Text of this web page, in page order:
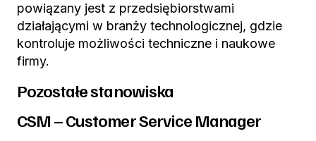
powiązany jest z przedsiębiorstwami
działającymi w branży technologicznej, gdzie
kontroluje możliwości techniczne i naukowe
firmy.
Pozostałe stanowiska
CSM – Customer Service Manager